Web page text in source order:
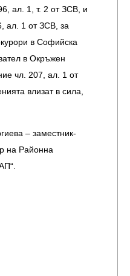
ал. 1, т. 2 от ЗСВ, и
ал. 1 от ЗСВ, за
в Софийска
в Окръжен
чл. 207, ал. 1 от
влизат в сила,
– заместник-
на Районна